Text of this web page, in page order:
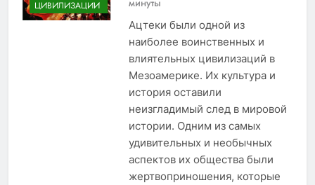
ЦИВИЛИЗАЦИИ
Ацтеки были одной из
наиболее воинственных и
влиятельных цивилизаций в
Мезоамерике. Их культура и
история оставили
неизгладимый след в мировой
истории. Одним из самых
удивительных и необычных
аспектов их общества были
жертвоприношения, которые